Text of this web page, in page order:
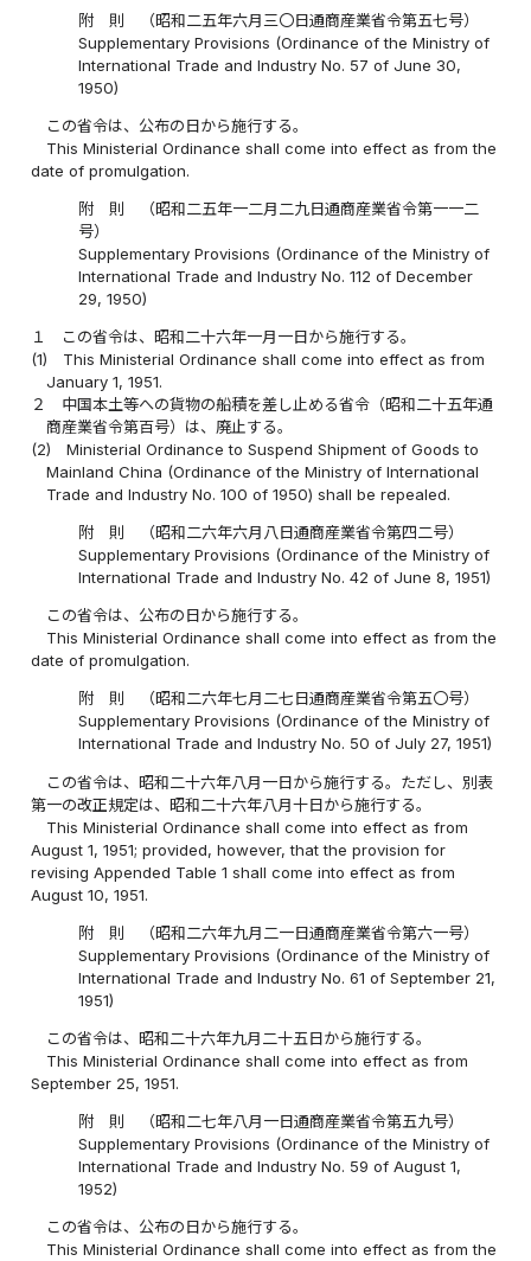
附 則 （昭和二五年六月三〇日通商産業省令第五七号）
Supplementary Provisions (Ordinance of the Ministry of
International Trade and Industry No. 57 of June 30,
1950)
この省令は、公布の日から施行する。
This Ministerial Ordinance shall come into effect as from the
date of promulgation.
附 則 （昭和二五年一二月二九日通商産業省令第一一二
号）
Supplementary Provisions (Ordinance of the Ministry of
International Trade and Industry No. 112 of December
29, 1950)
１
この省令は、昭和二十六年一月一日から施行する。
(1)
This Ministerial Ordinance shall come into effect as from
January 1, 1951.
２
中国本土等への貨物の船積を差し止める省令（昭和二十五年通
商産業省令第百号）は、廃止する。
(2)
Ministerial Ordinance to Suspend Shipment of Goods to
Mainland China (Ordinance of the Ministry of International
Trade and Industry No. 100 of 1950) shall be repealed.
附 則 （昭和二六年六月八日通商産業省令第四二号）
Supplementary Provisions (Ordinance of the Ministry of
International Trade and Industry No. 42 of June 8, 1951)
この省令は、公布の日から施行する。
This Ministerial Ordinance shall come into effect as from the
date of promulgation.
附 則 （昭和二六年七月二七日通商産業省令第五〇号）
Supplementary Provisions (Ordinance of the Ministry of
International Trade and Industry No. 50 of July 27, 1951)
この省令は、昭和二十六年八月一日から施行する。ただし、別表
第一の改正規定は、昭和二十六年八月十日から施行する。
This Ministerial Ordinance shall come into effect as from
August 1, 1951; provided, however, that the provision for
revising Appended Table 1 shall come into effect as from
August 10, 1951.
附 則 （昭和二六年九月二一日通商産業省令第六一号）
Supplementary Provisions (Ordinance of the Ministry of
International Trade and Industry No. 61 of September 21,
1951)
この省令は、昭和二十六年九月二十五日から施行する。
This Ministerial Ordinance shall come into effect as from
September 25, 1951.
附 則 （昭和二七年八月一日通商産業省令第五九号）
Supplementary Provisions (Ordinance of the Ministry of
International Trade and Industry No. 59 of August 1,
1952)
この省令は、公布の日から施行する。
This Ministerial Ordinance shall come into effect as from the